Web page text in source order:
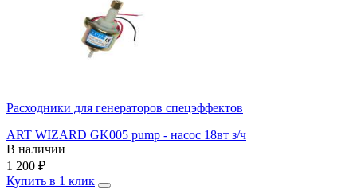
Расходники для генераторов спецэффектов
ART WIZARD GK005 pump - насос 18вт з/ч
В наличии
1 200 ₽
Купить в 1 клик